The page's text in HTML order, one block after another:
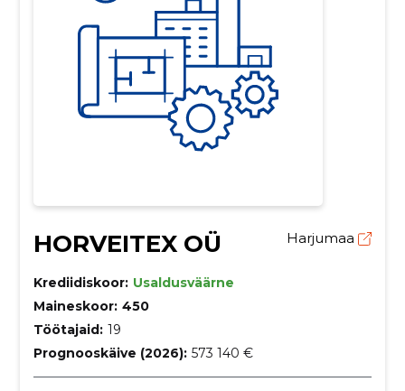
HORVEITEX OÜ Harjumaa
Krediidiskoor: Usaldusväärne
Maineskoor: 450
Töötajaid: 19
Prognooskäive (2026): 573 140 €